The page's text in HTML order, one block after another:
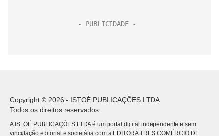
Copyright © 2026 - ISTOÉ PUBLICAÇÕES LTDA
Todos os direitos reservados.
A ISTOÉ PUBLICAÇÕES LTDA é um portal digital independente e sem
vinculação editorial e societária com a EDITORA TRES COMÉRCIO DE